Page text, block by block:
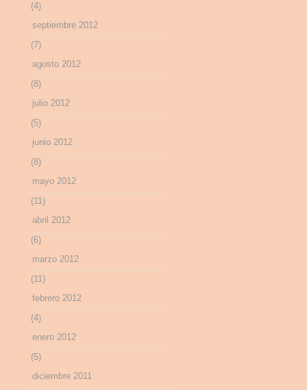
(4)
septiembre 2012
(7)
agosto 2012
(8)
julio 2012
(5)
junio 2012
(8)
mayo 2012
(11)
abril 2012
(6)
marzo 2012
(11)
febrero 2012
(4)
enero 2012
(5)
diciembre 2011